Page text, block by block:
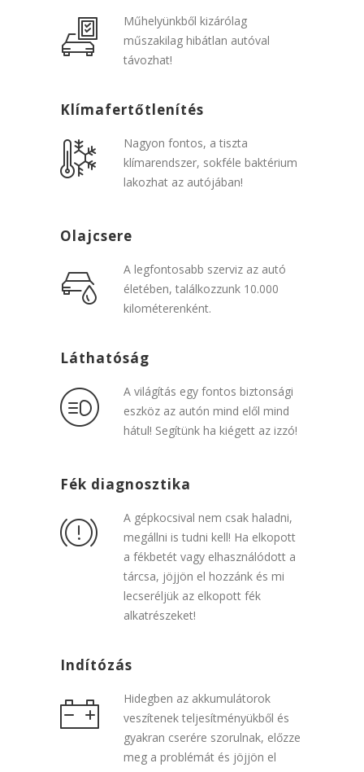
Műhelyünkből kizárólag
műszakilag hibátlan autóval
távozhat!
Klímafertőtlenítés
Nagyon fontos, a tiszta
klímarendszer, sokféle baktérium
lakozhat az autójában!
Olajcsere
A legfontosabb szerviz az autó
életében, találkozzunk 10.000
kilométerenként.
Láthatóság
A világítás egy fontos biztonsági
eszköz az autón mind elől mind
hátul! Segítünk ha kiégett az izzó!
Fék diagnosztika
A gépkocsival nem csak haladni,
megállni is tudni kell! Ha elkopott
a fékbetét vagy elhasználódott a
tárcsa, jöjjön el hozzánk és mi
lecseréljük az elkopott fék
alkatrészeket!
Indítózás
Hidegben az akkumulátorok
veszítenek teljesítményükből és
gyakran cserére szorulnak, előzze
meg a problémát és jöjjön el